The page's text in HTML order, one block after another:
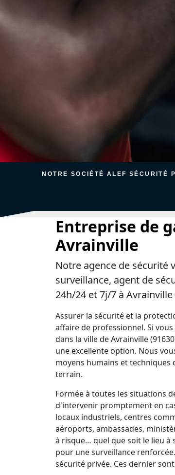
NOTRE SOCIÉTÉ ALEF SÉCURITÉ
Entreprise de
Avrainville
Notre agence de sécurité
surveillance, agent de
24h/24 et 7j/7 à Avrainville
Assurer la sécurité et la
affaire de professionnel. Si
dans la ville de Avrainville
une excellente option. Nous
moyens humains et techniques
terrain.
Formée à toutes les situations
d'intervenir promptement en
locaux industriels, centres
aéroports, ambassades,
à risque… quel que soit le lieu à
pour une surveillance
sécurité privée. Ces dernier